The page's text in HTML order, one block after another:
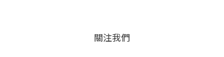
關注我們